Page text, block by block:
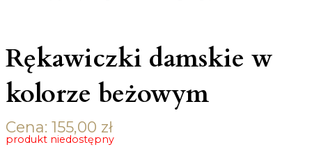
Rękawiczki damskie w
kolorze beżowym
Cena: 155,00 zł
produkt niedostępny